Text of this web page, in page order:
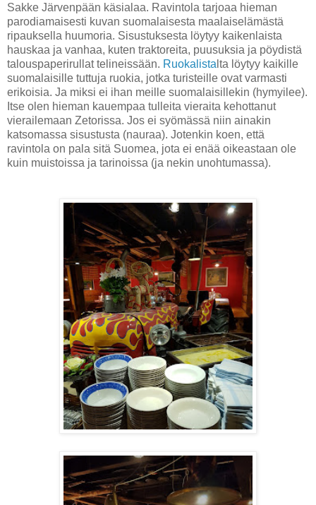
Sakke Järvenpään käsialaa. Ravintola tarjoaa hieman
parodiamaisesti kuvan suomalaisesta maalaiselämästä
ripauksella huumoria. Sisustuksesta löytyy kaikenlaista
hauskaa ja vanhaa, kuten traktoreita, puusuksia ja pöydistä
talouspaperirullat telineissään. Ruokalista lta löytyy kaikille
suomalaisille tuttuja ruokia, jotka turisteille ovat varmasti
erikoisia. Ja miksi ei ihan meille suomalaisillekin (hymyilee).
Itse olen hieman kauempaa tulleita vieraita kehottanut
vierailemaan Zetorissa. Jos ei syömässä niin ainakin
katsomassa sisustusta (nauraa). Jotenkin koen, että
ravintola on pala sitä Suomea, jota ei enää oikeastaan ole
kuin muistoissa ja tarinoissa (ja nekin unohtumassa).